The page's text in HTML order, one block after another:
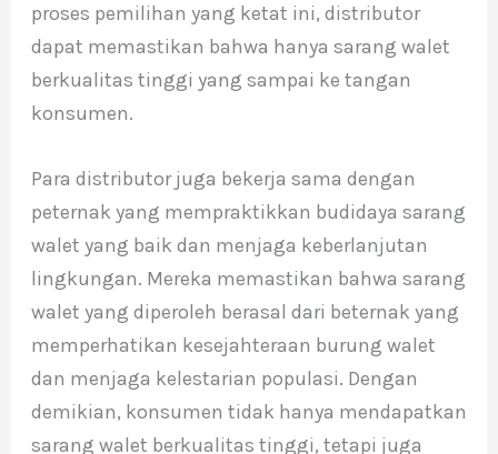
proses pemilihan yang ketat ini, distributor
dapat memastikan bahwa hanya sarang walet
berkualitas tinggi yang sampai ke tangan
konsumen.
Para distributor juga bekerja sama dengan
peternak yang mempraktikkan budidaya sarang
walet yang baik dan menjaga keberlanjutan
lingkungan. Mereka memastikan bahwa sarang
walet yang diperoleh berasal dari beternak yang
memperhatikan kesejahteraan burung walet
dan menjaga kelestarian populasi. Dengan
demikian, konsumen tidak hanya mendapatkan
sarang walet berkualitas tinggi, tetapi juga